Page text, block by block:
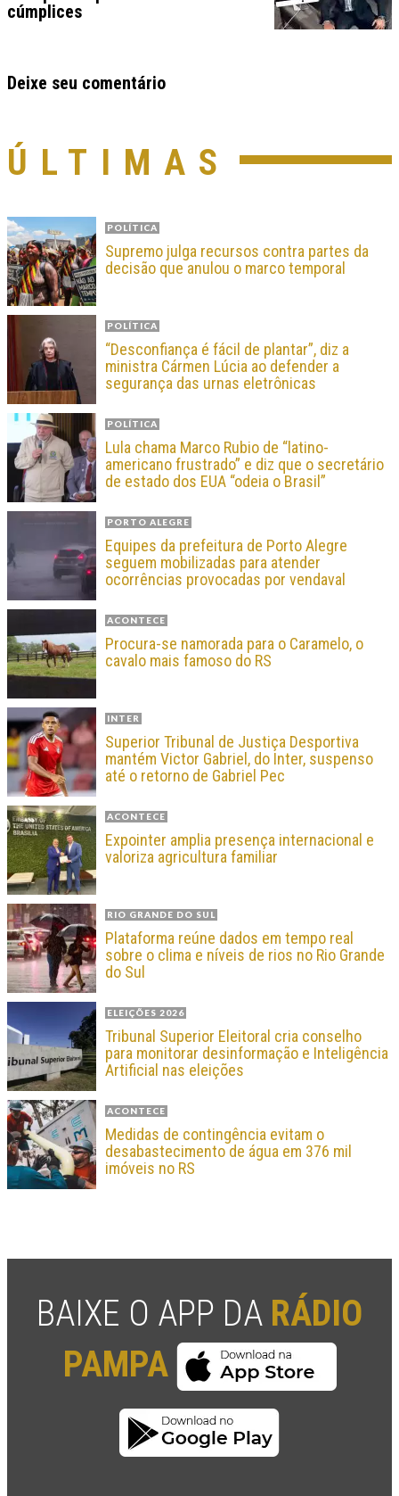
cúmplices
Deixe seu comentário
ÚLTIMAS
POLÍTICA
Supremo julga recursos contra partes da
decisão que anulou o marco temporal
POLÍTICA
“Desconfiança é fácil de plantar”, diz a
ministra Cármen Lúcia ao defender a
segurança das urnas eletrônicas
POLÍTICA
Lula chama Marco Rubio de “latino-
americano frustrado” e diz que o secretário
de estado dos EUA “odeia o Brasil”
PORTO ALEGRE
Equipes da prefeitura de Porto Alegre
seguem mobilizadas para atender
ocorrências provocadas por vendaval
ACONTECE
Procura-se namorada para o Caramelo, o
cavalo mais famoso do RS
INTER
Superior Tribunal de Justiça Desportiva
mantém Victor Gabriel, do Inter, suspenso
até o retorno de Gabriel Pec
ACONTECE
Expointer amplia presença internacional e
valoriza agricultura familiar
RIO GRANDE DO SUL
Plataforma reúne dados em tempo real
sobre o clima e níveis de rios no Rio Grande
do Sul
ELEIÇÕES 2026
Tribunal Superior Eleitoral cria conselho
para monitorar desinformação e Inteligência
Artificial nas eleições
ACONTECE
Medidas de contingência evitam o
desabastecimento de água em 376 mil
imóveis no RS
BAIXE O APP DA RÁDIO
PAMPA